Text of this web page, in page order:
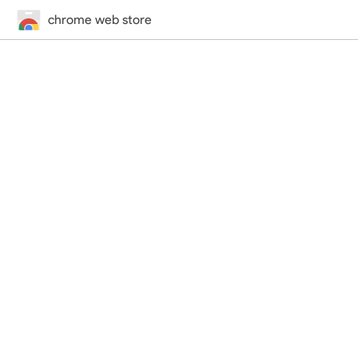
chrome web store